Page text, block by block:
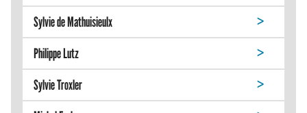
Sylvie de Mathuisieulx
Philippe Lutz
Sylvie Troxler